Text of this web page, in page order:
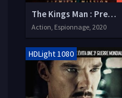
The Kings Man : Première Mission
Action, Espionnage, 2020
HDLight 1080